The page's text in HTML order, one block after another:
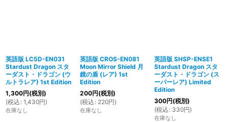
英語版 LC5D-EN031
Stardust Dragon スタ
ーダスト・ドラゴン (ウ
ルトラレア) 1st Edition
1,300円(税別)
(税込 : 1,430円)
在庫なし
英語版 CROS-EN081
Moon Mirror Shield 月
鏡の盾 (レア) 1st
Edition
200円(税別)
(税込 : 220円)
在庫なし
英語版 SHSP-ENSE1
Stardust Dragon スタ
ーダスト・ドラゴン (ス
ーパーレア) Limited
Edition
300円(税別)
(税込 : 330円)
在庫なし